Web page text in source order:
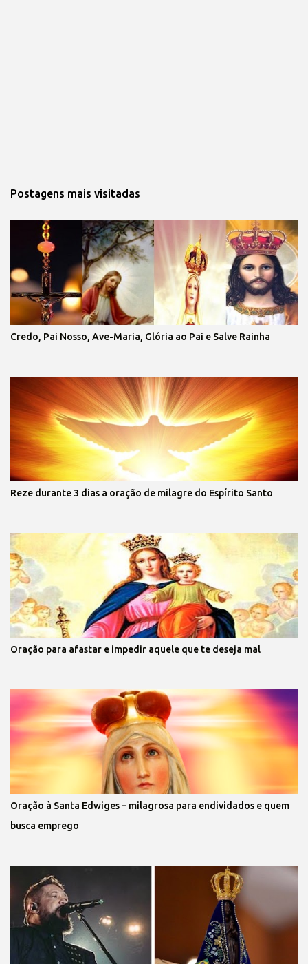
Postagens mais visitadas
Credo, Pai Nosso, Ave-Maria, Glória ao Pai e Salve Rainha
Reze durante 3 dias a oração de milagre do Espírito Santo
Oração para afastar e impedir aquele que te deseja mal
Oração à Santa Edwiges – milagrosa para endividados e quem
busca emprego